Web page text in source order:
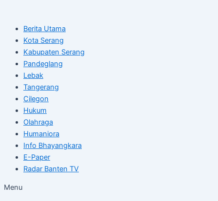
contentBerita Utama
Kota Serang
Kabupaten Serang
Pandeglang
Lebak
Tangerang
Cilegon
Hukum
Olahraga
Humaniora
Info Bhayangkara
E-Paper
Radar Banten TV
Menu